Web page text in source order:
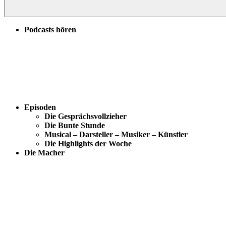
Podcasts hören
Episoden
Die Gesprächsvollzieher
Die Bunte Stunde
Musical – Darsteller – Musiker – Künstler
Die Highlights der Woche
Die Macher